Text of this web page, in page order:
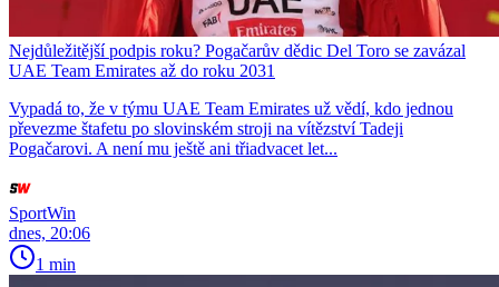
Nejdůležitější podpis roku? Pogačarův dědic Del Toro se zavázal
UAE Team Emirates až do roku 2031
Vypadá to, že v týmu UAE Team Emirates už vědí, kdo jednou
převezme štafetu po slovinském stroji na vítězství Tadeji
Pogačarovi. A není mu ještě ani třiadvacet let...
SportWin
dnes, 20:06
1 min